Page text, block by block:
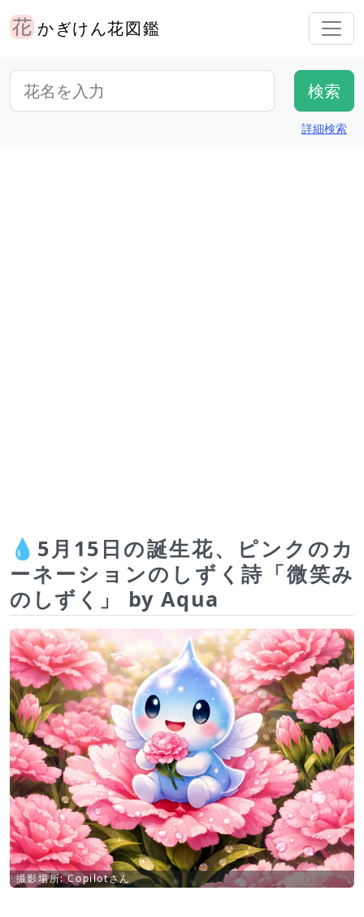
かぎけん花図鑑
詳細検索
💧5月15日の誕生花、ピンクのカ
ーネーションのしずく詩「微笑み
のしずく」 by Aqua
撮影場所: Copilotさん